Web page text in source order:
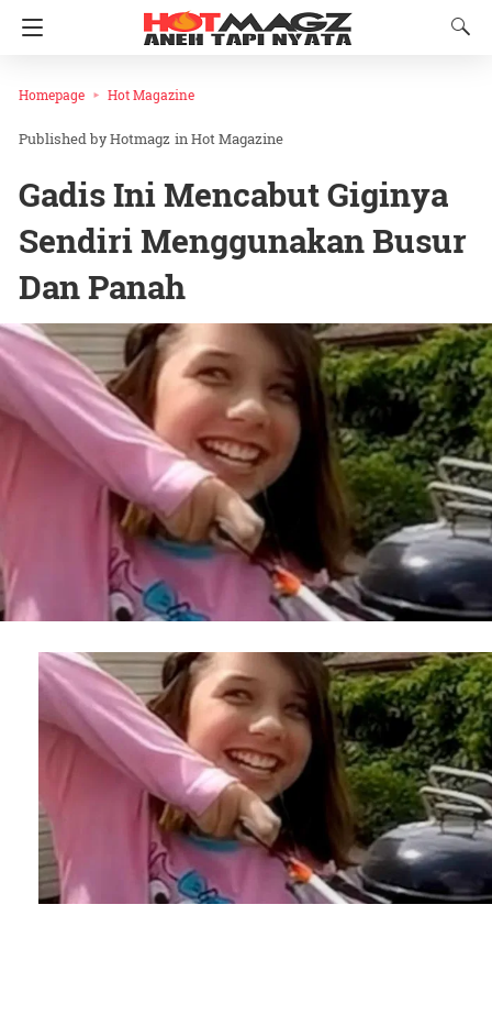
Homepage Hot Magazine
Hotmagz inHot Magazine
Gadis Ini Mencabut Giginya
Sendiri Menggunakan Busur
Dan Panah